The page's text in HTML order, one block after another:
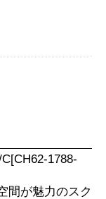
1788-
間が魅力のスク